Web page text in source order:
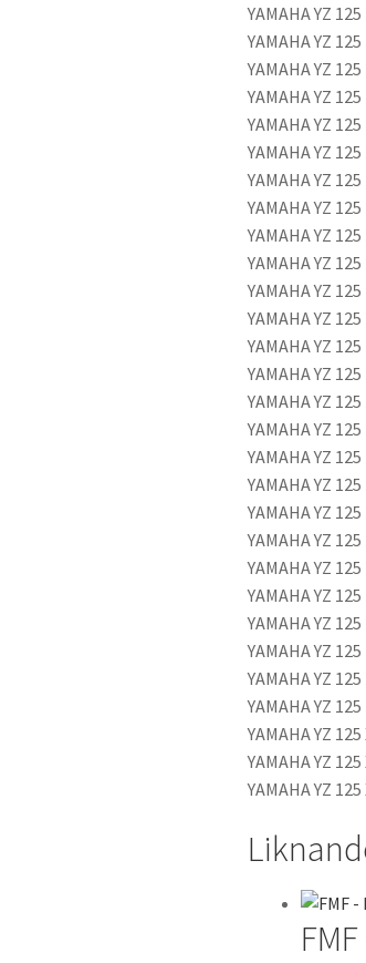
YAMAHA YZ 125
YAMAHA YZ
YAMAHA YZ
YAMAHA YZ
YAMAHA YZ
YAMAHA YZ
YAMAHA YZ
YAMAHA YZ
YAMAHA YZ
YAMAHA YZ
YAMAHA YZ
YAMAHA YZ
YAMAHA YZ
YAMAHA YZ
YAMAHA YZ
YAMAHA YZ
YAMAHA YZ
YAMAHA YZ
YAMAHA YZ
YAMAHA YZ
YAMAHA YZ
YAMAHA YZ
YAMAHA YZ
YAMAHA YZ
YAMAHA YZ
YAMAHA YZ
YAMAHA YZ
YAMAHA YZ
YAMAHA YZ